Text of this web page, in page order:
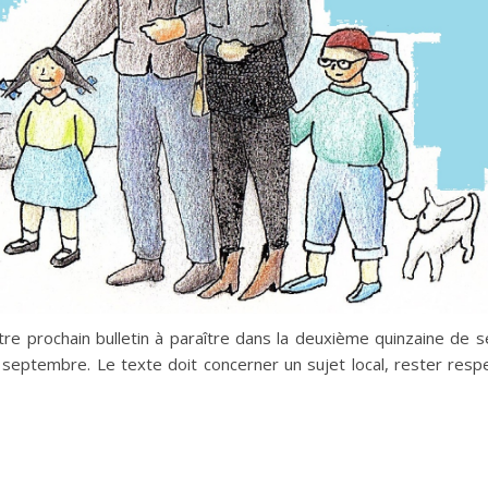
prochain bulletin à paraître dans la deuxième quinzaine de
Le texte doit concerner un sujet local, rester